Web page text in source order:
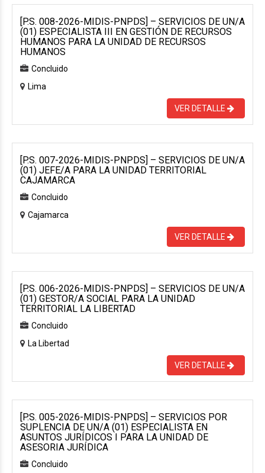
[P.S. 008-2026-MIDIS-PNPDS] – SERVICIOS DE UN/A
(01) ESPECIALISTA III EN GESTIÓN DE RECURSOS
HUMANOS PARA LA UNIDAD DE RECURSOS
HUMANOS
Concluido
Lima
VER DETALLE
[P.S. 007-2026-MIDIS-PNPDS] – SERVICIOS DE UN/A
(01) JEFE/A PARA LA UNIDAD TERRITORIAL
CAJAMARCA
Concluido
Cajamarca
VER DETALLE
[P.S. 006-2026-MIDIS-PNPDS] – SERVICIOS DE UN/A
(01) GESTOR/A SOCIAL PARA LA UNIDAD
TERRITORIAL LA LIBERTAD
Concluido
La Libertad
VER DETALLE
[P.S. 005-2026-MIDIS-PNPDS] – SERVICIOS POR
SUPLENCIA DE UN/A (01) ESPECIALISTA EN
ASUNTOS JURÍDICOS I PARA LA UNIDAD DE
ASESORIA JURÍDICA
Concluido